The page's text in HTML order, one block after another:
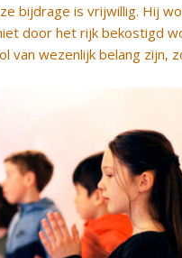
bijdrage is vrijwillig. Hij
door het rijk bekostigd
van wezenlijk belang zijn,